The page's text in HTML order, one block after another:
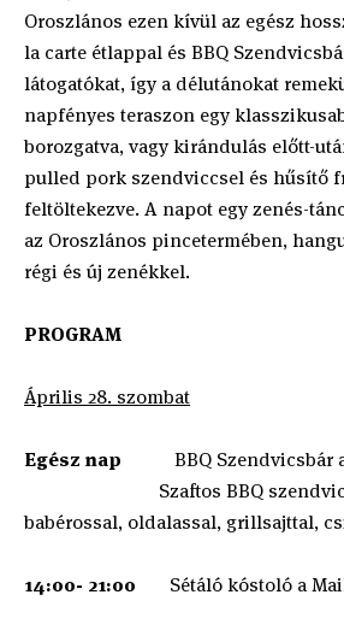
Oroszlános ezen kívül az egész
la carte étlappal és BBQ
látogatókat, így a délutánokat
napfényes teraszon egy
borozgatva, vagy kirándulás előtt-
pulled pork szendviccsel és hűsítő
feltöltekezve. A napot egy zenés-
az Oroszlános pincetermében,
régi és új zenékkel.
PROGRAM
Április 28. szombat
Egész nap BBQ Szendvicsbár
Szaftos BBQ
babérossal, oldalassal, grillsajttal,
14:00- 21:00 Sétáló kóstoló a